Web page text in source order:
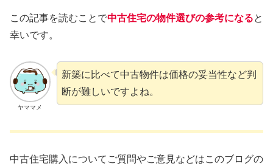
この記事を読むことで中古住宅の物件選びの参考になると
幸いです。
ヤママメ
新築に比べて中古物件は価格の妥当性など判
断が難しいですよね。
中古住宅購入についてご質問やご意見などはこのブログの